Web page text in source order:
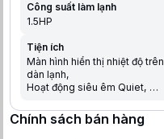
Công suất làm lạnh
1.5HP
Tiện ích
Màn hình hiển thị nhiệt độ trên
dàn lạnh
Hoạt động siêu êm Quiet
Tự khởi động lại khi có điện
Hẹn giờ bật tắt máy
Chính sách bán hàng